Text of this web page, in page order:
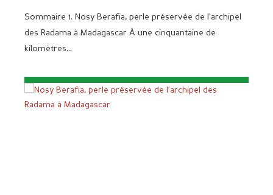
Sommaire 1. Nosy Berafia, perle préservée de l’archipel
des Radama à Madagascar À une cinquantaine de
kilomètres...